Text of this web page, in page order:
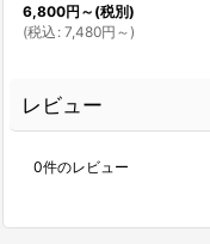
6,800円 ～ (税別)
(税込 : 7,480円 ～)
レビュー
0件のレビュー